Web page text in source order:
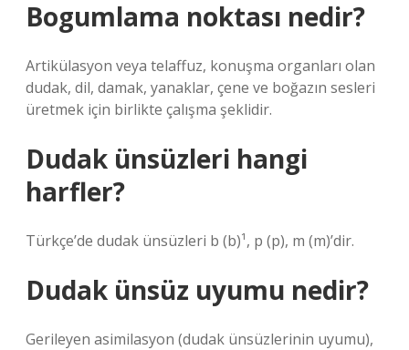
Bogumlama noktası nedir?
Artikülasyon veya telaffuz, konuşma organları olan
dudak, dil, damak, yanaklar, çene ve boğazın sesleri
üretmek için birlikte çalışma şeklidir.
Dudak ünsüzleri hangi
harfler?
Türkçe’de dudak ünsüzleri b (b)¹, p (p), m (m)’dir.
Dudak ünsüz uyumu nedir?
Gerileyen asimilasyon (dudak ünsüzlerinin uyumu),